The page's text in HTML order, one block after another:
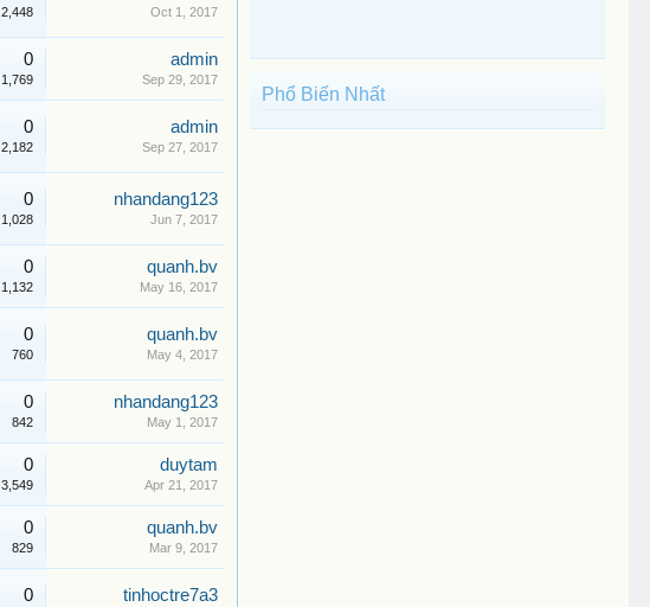
2,448 Oct 1, 2017
0
1,769
admin
Sep 29, 2017
0
2,182
admin
Sep 27, 2017
0
1,028
nhandang123
Jun 7, 2017
0
1,132
quanh.bv
May 16, 2017
0
760
quanh.bv
May 4, 2017
0
842
nhandang123
May 1, 2017
0
3,549
duytam
Apr 21, 2017
0
829
quanh.bv
Mar 9, 2017
0 tinhoctre7a3
Phổ Biến Nhất